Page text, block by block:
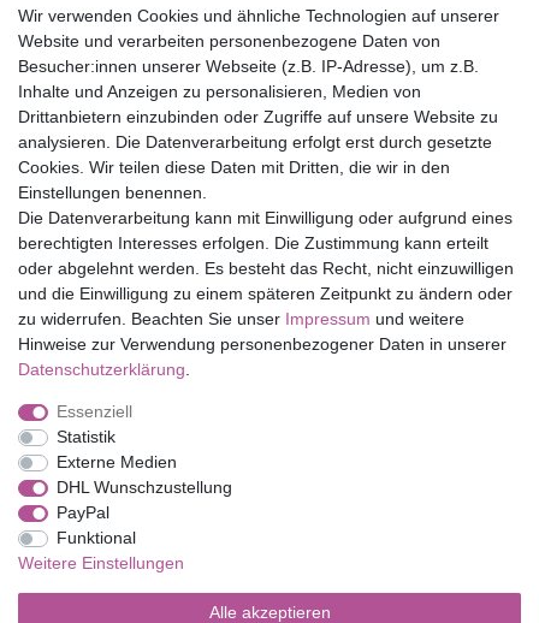
30 Tage Rückgaberecht
Versandfrei ab 75 € in Deutschland
Top Marken
Eduplay
Folia Bringmann
Shop
Mein Konto
Service
Versandkosten
Impressum
Barrierefreiheitserklärung
Wir verwenden Cookies und ähnliche Technologien auf unserer
Website und verarbeiten personenbezogene Daten von
Besucher:innen unserer Webseite (z.B. IP-Adresse), um z.B.
Inhalte und Anzeigen zu personalisieren, Medien von
Drittanbietern einzubinden oder Zugriffe auf unsere Website zu
analysieren. Die Datenverarbeitung erfolgt erst durch gesetzte
Cookies. Wir teilen diese Daten mit Dritten, die wir in den
Einstellungen benennen.
Die Datenverarbeitung kann mit Einwilligung oder aufgrund eines
berechtigten Interesses erfolgen. Die Zustimmung kann erteilt
oder abgelehnt werden. Es besteht das Recht, nicht einzuwilligen
und die Einwilligung zu einem späteren Zeitpunkt zu ändern oder
zu widerrufen. Beachten Sie unser Impressum und weitere
Hinweise zur Verwendung personenbezogener Daten in unserer
Daten­schutz­erklärung
Essenziell
Statistik
Externe Medien
DHL Wunschzustellung
PayPal
Funktional
Weitere Einstellungen
Alle akzeptieren